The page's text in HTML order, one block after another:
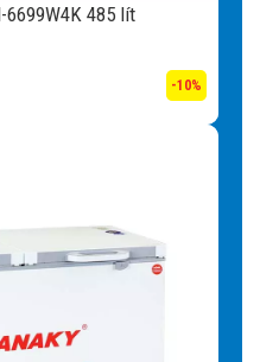
6699W4K 485 lít
-10%